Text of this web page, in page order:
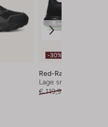
-30%
Red-Rag
Lage sneakers
€ 119,95